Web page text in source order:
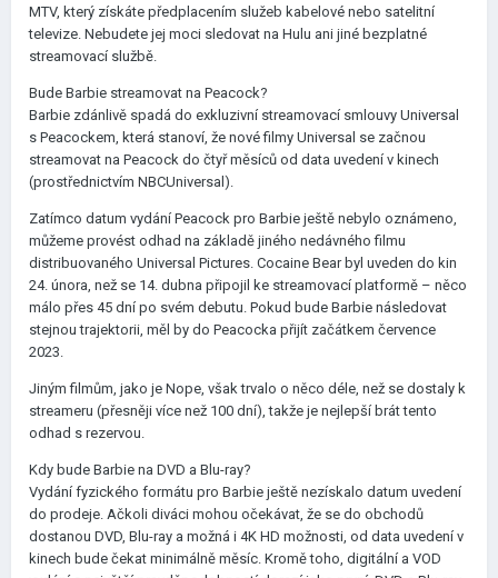
MTV, který získáte předplacením služeb kabelové nebo satelitní
televize. Nebudete jej moci sledovat na Hulu ani jiné bezplatné
streamovací službě.
Bude Barbie streamovat na Peacock?
Barbie zdánlivě spadá do exkluzivní streamovací smlouvy Universal
s Peacockem, která stanoví, že nové filmy Universal se začnou
streamovat na Peacock do čtyř měsíců od data uvedení v kinech
(prostřednictvím NBCUniversal).
Zatímco datum vydání Peacock pro Barbie ještě nebylo oznámeno,
můžeme provést odhad na základě jiného nedávného filmu
distribuovaného Universal Pictures. Cocaine Bear byl uveden do kin
24. února, než se 14. dubna připojil ke streamovací platformě – něco
málo přes 45 dní po svém debutu. Pokud bude Barbie následovat
stejnou trajektorii, měl by do Peacocka přijít začátkem července
2023.
Jiným filmům, jako je Nope, však trvalo o něco déle, než se dostaly k
streameru (přesněji více než 100 dní), takže je nejlepší brát tento
odhad s rezervou.
Kdy bude Barbie na DVD a Blu-ray?
Vydání fyzického formátu pro Barbie ještě nezískalo datum uvedení
do prodeje. Ačkoli diváci mohou očekávat, že se do obchodů
dostanou DVD, Blu-ray a možná i 4K HD možnosti, od data uvedení v
kinech bude čekat minimálně měsíc. Kromě toho, digitální a VOD